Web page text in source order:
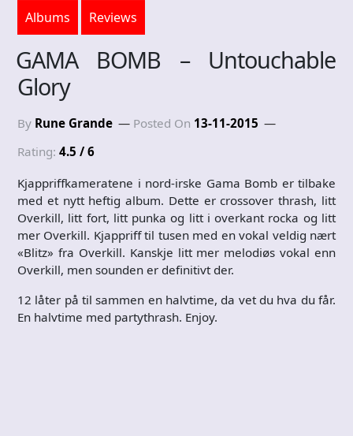
Albums Reviews
GAMA BOMB – Untouchable
Glory
By Rune Grande Posted On 13-11-2015
Rating: 4.5 / 6
Kjappriffkameratene i nord-irske Gama Bomb er tilbake
med et nytt heftig album. Dette er crossover thrash, litt
Overkill, litt fort, litt punka og litt i overkant rocka og litt
mer Overkill. Kjappriff til tusen med en vokal veldig nært
«Blitz» fra Overkill. Kanskje litt mer melodiøs vokal enn
Overkill, men sounden er definitivt der.
12 låter på til sammen en halvtime, da vet du hva du får.
En halvtime med partythrash. Enjoy.